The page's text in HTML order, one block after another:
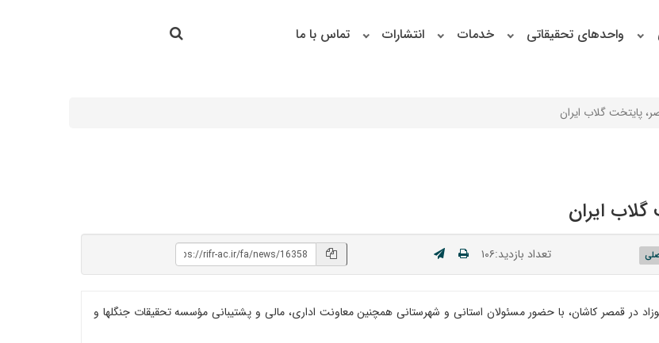
واحدهای تحقیقاتی خدمات انتشارات تماس با ما جستجو
پایتخت گلاب ایران
ایران
تعداد بازدید:۱۰۶
در قمصر کاشان، با حضور مسئولان استانی و شهرستانی همچنین معاونت اداری، مالی و پشتیبانی مؤسسه تحقیقات جنگلها و